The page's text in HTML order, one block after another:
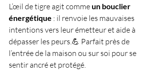
L’œil de tigre agit comme un bouclier
énergétique : il renvoie les mauvaises
intentions vers leur émetteur et aide à
dépasser les peurs.💪 Parfait près de
l’entrée de la maison ou sur soi pour se
sentir ancré et protégé.